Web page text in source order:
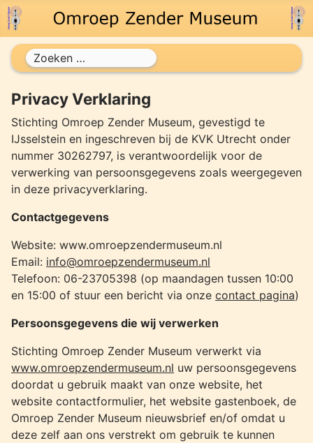
Zoeken
Privacy Verklaring
Stichting Omroep Zender Museum, gevestigd te
IJsselstein en ingeschreven bij de KVK Utrecht onder
nummer 30262797, is verantwoordelijk voor de
verwerking van persoonsgegevens zoals weergegeven
in deze privacyverklaring.
Contactgegevens
Website: www.omroepzendermuseum.nl
Email: info@omroepzendermuseum.nl
Telefoon: 06-23705398 (op maandagen tussen 10:00
en 15:00 of stuur een bericht via onze contact pagina)
Persoonsgegevens die wij verwerken
Stichting Omroep Zender Museum verwerkt via
www.omroepzendermuseum.nl uw persoonsgegevens
doordat u gebruik maakt van onze website, het
website contactformulier, het website gastenboek, de
Omroep Zender Museum nieuwsbrief en/of omdat u
deze zelf aan ons verstrekt om gebruik te kunnen